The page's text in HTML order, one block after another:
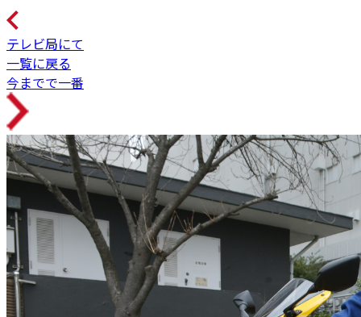
テレビ局にて
一覧に戻る
今までで一番